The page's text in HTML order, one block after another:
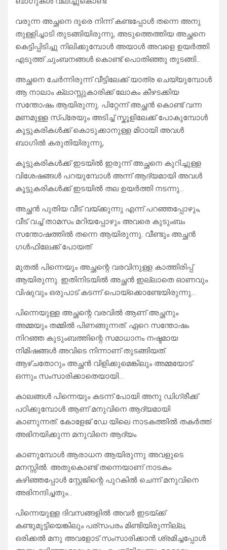
വരുന്ന അച്ഛനെ ദൂരെ നിന്ന് കണ്ടപ്പോൾ തന്നെ അനു
തുള്ളിച്ചാടി തുടങ്ങിയിരുന്നു, അടുത്തെത്തിയ അച്ഛനെ
കെട്ടിപ്പിടിച്ചു നിലിക്കുമ്പോൾ അയാൾ അവളെ ഉയർത്തി
എടുത്ത് ചുംബനങ്ങൾ കൊണ്ട് പൊതിഞ്ഞു തുടങ്ങി…
അച്ഛനെ ചേർന്നിരുന്ന് വീട്ടിലേക്ക് യാത്ര ചെയ്യുമ്പോൾ
ആ നാലാം ക്ലാസ്സുകാരിക്ക് ലോകം കീഴടക്കിയ
സന്തോഷം ആയിരുന്നു. പിറ്റേന്ന് അച്ഛൻ കൊണ്ട് വന്ന
മണമുള്ള സ്പ്രേയും അടിച്ച് സ്കൂളിലേക്ക് പോകുമ്പോൾ
കൂട്ടുകരികൾക്ക് കൊടുക്കാനുള്ള മിഠായി അവൾ
ബാഗിൽ കരുതിയിരുന്നു,
കൂട്ടുകരികൾക്ക് ഇടയിൽ ഇരുന്ന് അച്ഛനെ കുറിച്ചുള്ള
വിശേഷങ്ങൾ പറയുമ്പോൾ അന്ന് ആദ്യമായി അവൾ
കൂട്ടുകരികൾക്ക് ഇടയിൽ തല ഉയർത്തി നടന്നു…
അച്ഛൻ പുതിയ വീട് വയ്ക്കുന്നു എന്ന് പറഞ്ഞപ്പോഴും,
വീട് വച്ച് താമസം മറിയപ്പോഴും അവരെ കുടുംബം
സന്തോഷത്തിൽ തന്നെ ആയിരുന്നു. വീണ്ടും അച്ഛൻ
ഗൾഫിലേക്ക് പോയത്
മുതൽ പിന്നെയും അച്ഛന്റെ വരവിനുള്ള കാത്തിരിപ്പ്
ആയിരുന്നു. ഇതിനിടയിൽ അച്ഛൻ ഇല്ലാതെ ഓണവും
വിഷുവും ഒരുപാട് കടന്ന് പൊയ്ക്കൊണ്ടേയിരുന്നു…
പിന്നെയുള്ള അച്ഛന്റെ വരവിൽ ആണ് അച്ഛനും
അമ്മയും തമ്മിൽ പിണങ്ങുന്നത്. ഏറെ സന്തോഷം
നിറഞ്ഞ കുടുംബത്തിന്റെ സമാധാനം നഷ്ടമായ
നിമിഷങ്ങൾ അവിടെ നിന്നാണ് തുടങ്ങിയത്.
ആഴ്ചതോറും അച്ഛൻ വിളിക്കുമെങ്കിലും അമ്മയോട്
ഒന്നും സംസാരിക്കാതെയായി…
കാലങ്ങൾ പിന്നെയും കടന്ന് പോയി അനു ഡിഗ്രീക്ക്
പഠിക്കുമ്പോൾ ആണ് മനുവിനെ ആദ്യമായി
കാണുന്നത്. കോളേജ് ഡേ യിലെ നാടകത്തിൽ തകർത്ത്
അഭിനയിക്കുന്ന മനുവിനെ ആദ്യം
കാണുമ്പോൾ ആരാധന ആയിരുന്നു അവളുടെ
മനസ്സിൽ. അതുകൊണ്ട് തന്നെയാണ് നാടകം
കഴിഞ്ഞപ്പോൾ സ്റ്റേജിന്റെ പുറകിൽ ചെന്ന് മനുവിനെ
അഭിനന്ദിച്ചതും…
പിന്നെയുള്ള ദിവസങ്ങളിൽ അവർ ഇടയ്ക്ക്
കണ്ടുമുട്ടിയെങ്കിലും പര്സപരം മിണ്ടിയിരുന്നില്ല,
ഒരിക്കൽ മനു അവളോട് സംസാരിക്കാൻ ശ്രമിച്ചപ്പോൾ